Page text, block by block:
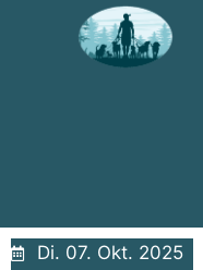
Di. 07. Okt. 2025